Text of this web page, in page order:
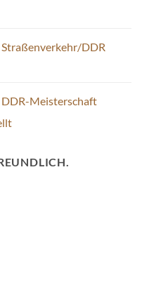
DDR
DDR-Meisterschaft